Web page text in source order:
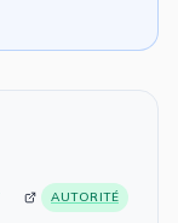
AUTORITÉ